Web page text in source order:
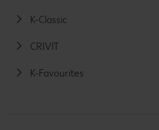
K-Classic
CRIVIT
K-Favourites